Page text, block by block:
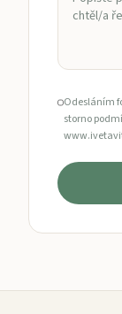
Odesláním
storno